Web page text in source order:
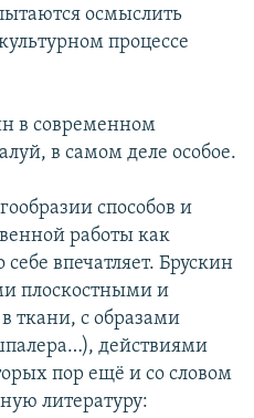
осмыслить
процессе
в современном
в самом деле особое.
способов и
работы как
впечатляет. Брускин
плоскостными и
ткани, с образами
действиями
пор ещё и со словом
литературу: